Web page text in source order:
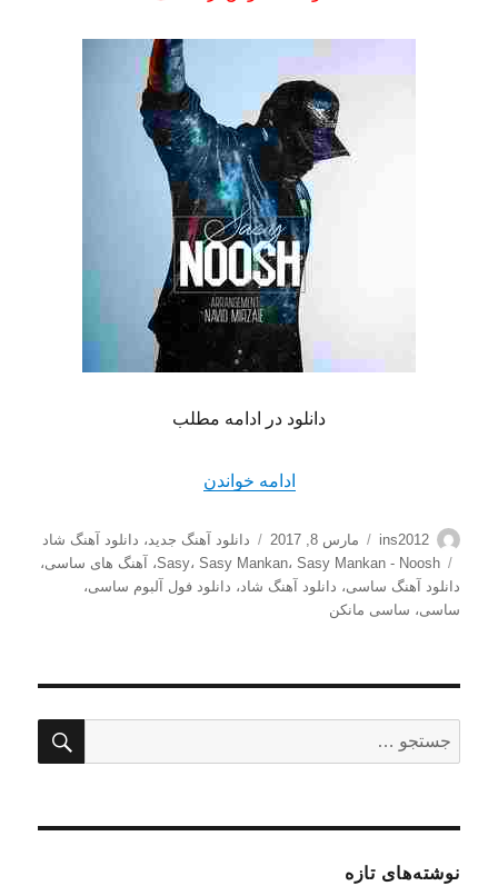
دانلود در ادامه مطلب
ادامه خواندن
نویسنده
ins2012
ارسال
شده
در
مارس 8, 2017 دسته‌ها
دانلود آهنگ جدید، دانلود آهنگ شاد
برچسب‌ها
Sasy، Sasy Mankan، Sasy Mankan - Noosh ، آهنگ های ساسی،
دانلود آهنگ ساسی، دانلود آهنگ شاد، دانلود فول آلبوم ساسی،
ساسی، ساسی مانکن
برای:
نوشته‌های تازه